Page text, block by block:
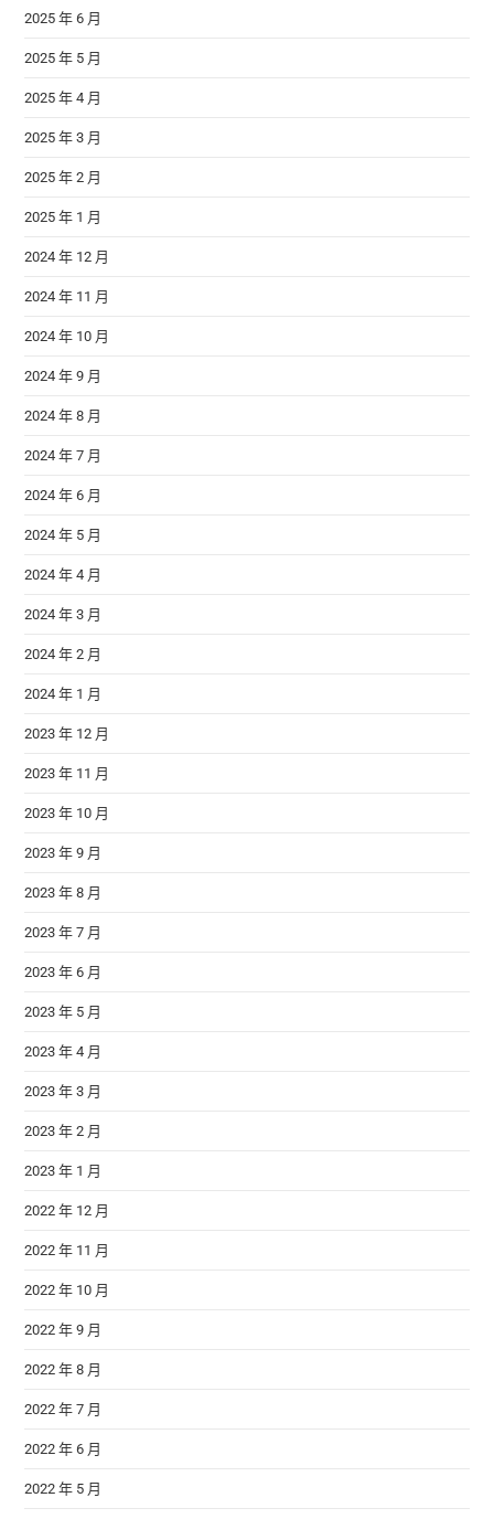
2025 年 6 月
2025 年 5 月
2025 年 4 月
2025 年 3 月
2025 年 2 月
2025 年 1 月
2024 年 12 月
2024 年 11 月
2024 年 10 月
2024 年 9 月
2024 年 8 月
2024 年 7 月
2024 年 6 月
2024 年 5 月
2024 年 4 月
2024 年 3 月
2024 年 2 月
2024 年 1 月
2023 年 12 月
2023 年 11 月
2023 年 10 月
2023 年 9 月
2023 年 8 月
2023 年 7 月
2023 年 6 月
2023 年 5 月
2023 年 4 月
2023 年 3 月
2023 年 2 月
2023 年 1 月
2022 年 12 月
2022 年 11 月
2022 年 10 月
2022 年 9 月
2022 年 8 月
2022 年 7 月
2022 年 6 月
2022 年 5 月